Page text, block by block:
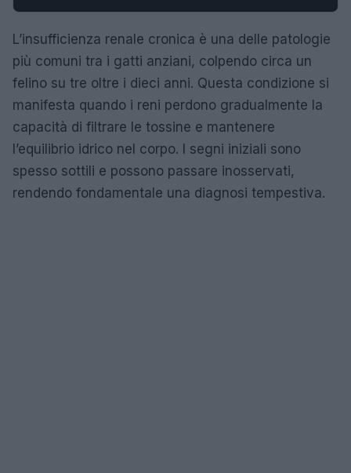
L’insufficienza renale cronica è una delle patologie
più comuni tra i gatti anziani, colpendo circa un
felino su tre oltre i dieci anni. Questa condizione si
manifesta quando i reni perdono gradualmente la
capacità di filtrare le tossine e mantenere
l’equilibrio idrico nel corpo. I segni iniziali sono
spesso sottili e possono passare inosservati,
rendendo fondamentale una diagnosi tempestiva.